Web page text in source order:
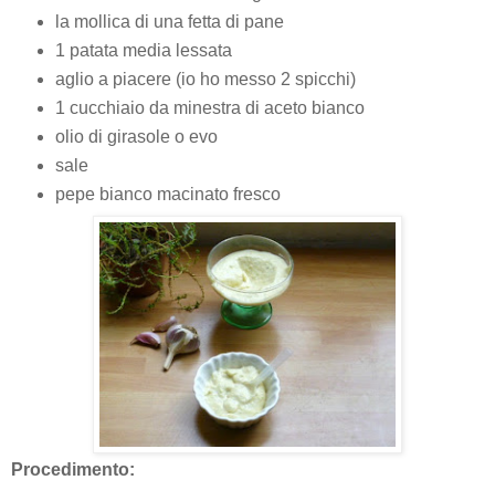
la mollica di una fetta di pane
1 patata media lessata
aglio a piacere (io ho messo 2 spicchi)
1 cucchiaio da minestra di aceto bianco
olio di girasole o evo
sale
pepe bianco macinato fresco
Procedimento: